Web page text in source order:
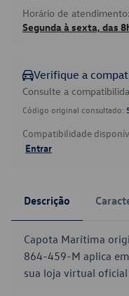
Horário de atendimento:
Segunda à sexta, das
Verifique a
Consulte a
Código original consultado:
Compatibilidade
Entrar
Descrição
Capota Marítima
864-459-M aplica
sua loja virtual oficial